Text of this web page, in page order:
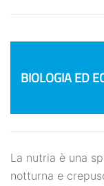
BIOLOGIA ED
La nutria è una
notturna e